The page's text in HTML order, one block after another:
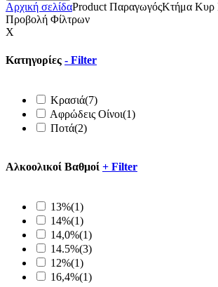
Αρχική σελίδαProduct ΠαραγωγόςΚτήμα Κυρ
Προβολή Φίλτρων
X
Κατηγορίες - Filter
Κρασιά(7)
Αφρώδεις Οίνοι(1)
Ποτά(2)
Αλκοολικοί Βαθμοί + Filter
13%(1)
14%(1)
14,0%(1)
14.5%(3)
12%(1)
16,4%(1)